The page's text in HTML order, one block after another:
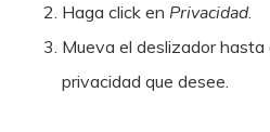
Haga click en Privacidad.
Mueva el deslizador hasta
privacidad que desee.